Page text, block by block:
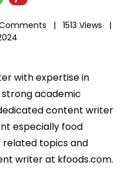
|
1513 Views |
with expertise in
academic
content writer
especially food
related topics and
writer at kfoods.com.